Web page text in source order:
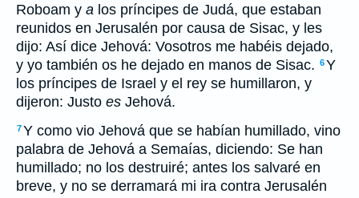
Roboam y a los príncipes de Judá, que estaban
reunidos en Jerusalén por causa de Sisac, y les
dijo: Así dice Jehová: Vosotros me habéis dejado,
y yo también os he dejado en manos de Sisac. 6Y
los príncipes de Israel y el rey se humillaron, y
dijeron: Justo es Jehová.
7Y como vio Jehová que se habían humillado, vino
palabra de Jehová a Semaías, diciendo: Se han
humillado; no los destruiré; antes los salvaré en
breve, y no se derramará mi ira contra Jerusalén